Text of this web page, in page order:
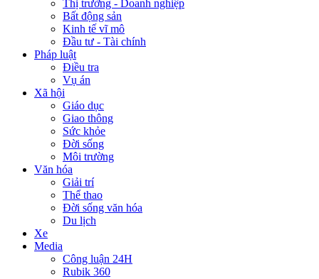
Thị trường - Doanh nghiệp
Bất động sản
Kinh tế vĩ mô
Đầu tư - Tài chính
Pháp luật
Điều tra
Vụ án
Xã hội
Giáo dục
Giao thông
Sức khỏe
Đời sống
Môi trường
Văn hóa
Giải trí
Thể thao
Đời sống văn hóa
Du lịch
Xe
Media
Công luận 24H
Rubik 360